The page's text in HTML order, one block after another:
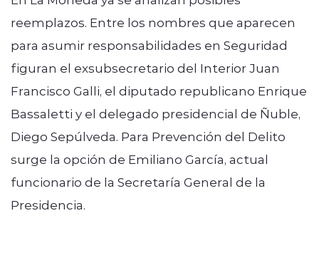
reemplazos. Entre los nombres que aparecen
para asumir responsabilidades en Seguridad
figuran el exsubsecretario del Interior Juan
Francisco Galli, el diputado republicano Enrique
Bassaletti y el delegado presidencial de Ñuble,
Diego Sepúlveda. Para Prevención del Delito
surge la opción de Emiliano García, actual
funcionario de la Secretaría General de la
Presidencia.